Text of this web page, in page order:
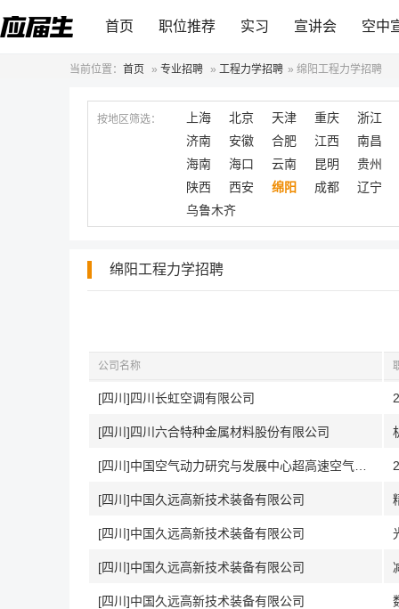
首页 职位推荐 实习 宣讲会 空中
当前位置： 首页 » 专业招聘 » 工程力学招聘 » 绵阳工程力学招聘
按地区筛选： 上海 北京 天津 重庆
浙江
济南
安徽 合肥 江西
南昌
海南
海口 云南 昆明
贵州
陕西
西安 绵阳 成都
辽宁
乌鲁木齐
绵阳工程力学招聘
公司名称
[四川]四川长虹空调有限公司
[四川]四川六合特种金属材料股份有限公司
[四川]中国久远高新技术装备有限公司
[四川]中国久远高新技术装备有限公司
[四川]中国久远高新技术装备有限公司
[四川]中国久远高新技术装备有限公司